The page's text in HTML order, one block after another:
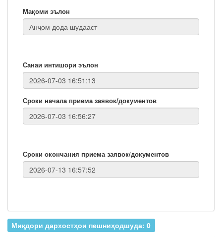
Мақоми эълон
Санаи интишори эълон
Сроки начала приема заявок/документов
Сроки окончания приема заявок/документов
Миқдори дархостҳои пешниҳодшуда: 0